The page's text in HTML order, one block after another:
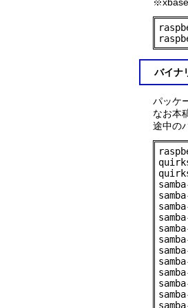
バイナ
パッケ
なお本
途中の